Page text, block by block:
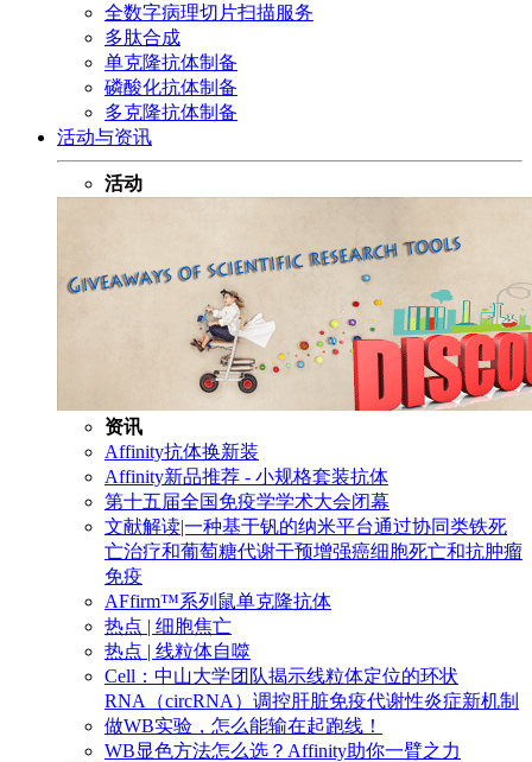
全数字病理切片扫描服务
多肽合成
单克隆抗体制备
磷酸化抗体制备
多克隆抗体制备
活动与资讯
活动
资讯
Affinity抗体换新装
Affinity新品推荐 - 小规格套装抗体
第十五届全国免疫学学术大会闭幕
文献解读|一种基于钒的纳米平台通过协同类铁死
亡治疗和葡萄糖代谢干预增强癌细胞死亡和抗肿瘤
免疫
AFfirm™系列鼠单克隆抗体
热点 | 细胞焦亡
热点 | 线粒体自噬
Cell：中山大学团队揭示线粒体定位的环状
RNA（circRNA）调控肝脏免疫代谢性炎症新机制
做WB实验，怎么能输在起跑线！
WB显色方法怎么选？Affinity助你一臂之力